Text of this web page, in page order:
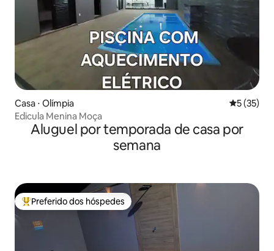
Casa ⋅ Olímpia 5 de uma
5 (35)
Edicula Menina Moça
Aluguel por temporada de casa por
semana
Entre os melhores preferidos dos hóspedes
Preferido dos hóspedes